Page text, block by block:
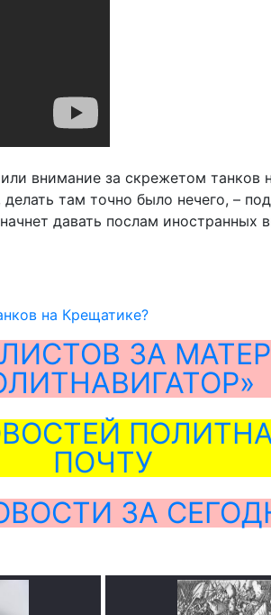
внимание за скрежетом танков
там точно было нечего, –
давать послам
на Крещатике?
ЗА
ПОЧТУ
ЗА